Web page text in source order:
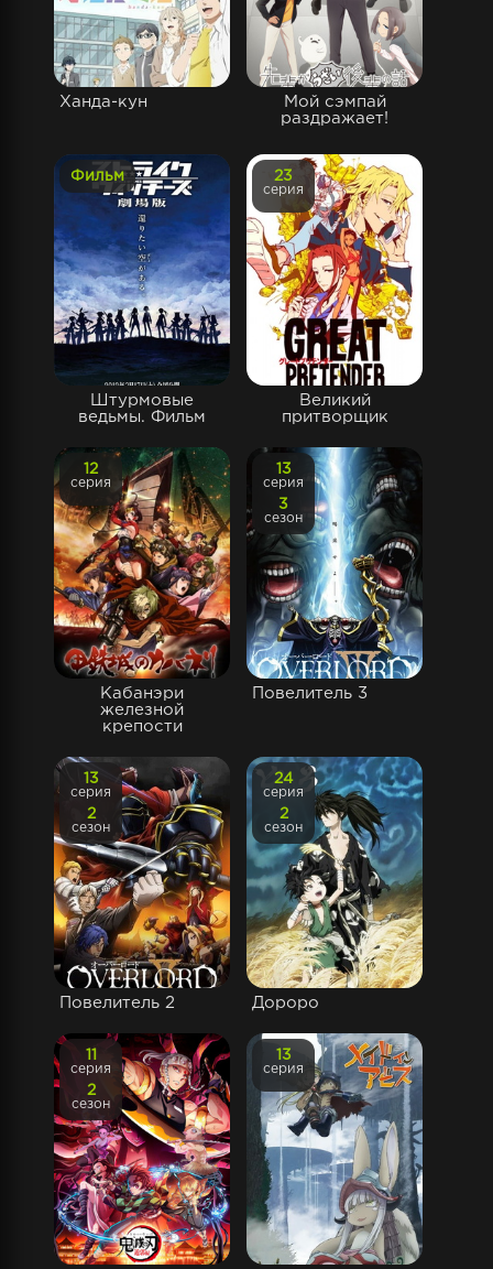
Ханда-кун
Мой сэмпай
раздражает!
Штурмовые
ведьмы. Фильм
Фильм
Великий
притворщик
23
серия
Кабанэри
железной
крепости
12
серия
Повелитель 3
13
серия
3
сезон
Повелитель 2
13
серия
2
сезон
Дороро
24
серия
2
сезон
11
серия
2
сезон
13
серия